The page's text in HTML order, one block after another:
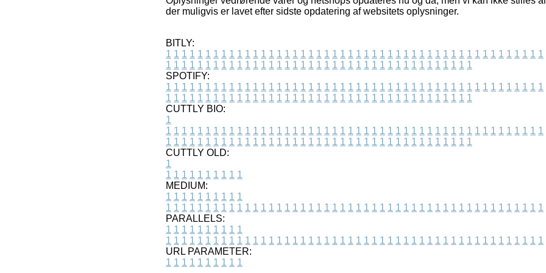
der muligvis er lavet efter sidste opdatering af websitets oplysninger.
BITLY:
1 1 1 1 1 1 1 1 1 1 1 1 1 1 1 1 1 1 1 1 1 1 1 1 1 1 1 1 1 1 1 1 1 1 1 1 1 1 1 1 1 1 1 1 1 1 1 1
1 1 1 1 1 1 1 1 1 1 1 1 1 1 1 1 1 1 1 1 1 1 1 1 1 1 1 1 1 1 1 1 1 1 1 1 1 1 1
SPOTIFY:
1 1 1 1 1 1 1 1 1 1 1 1 1 1 1 1 1 1 1 1 1 1 1 1 1 1 1 1 1 1 1 1 1 1 1 1 1 1 1 1 1 1 1 1 1 1 1 1
1 1 1 1 1 1 1 1 1 1 1 1 1 1 1 1 1 1 1 1 1 1 1 1 1 1 1 1 1 1 1 1 1 1 1 1 1 1 1
CUTTLY BIO:
1
1 1 1 1 1 1 1 1 1 1 1 1 1 1 1 1 1 1 1 1 1 1 1 1 1 1 1 1 1 1 1 1 1 1 1 1 1 1 1 1 1 1 1 1 1 1 1 1
1 1 1 1 1 1 1 1 1 1 1 1 1 1 1 1 1 1 1 1 1 1 1 1 1 1 1 1 1 1 1 1 1 1 1 1 1 1 1
CUTTLY OLD:
1
1 1 1 1 1 1 1 1 1 1
MEDIUM:
1 1 1 1 1 1 1 1 1 1
1 1 1 1 1 1 1 1 1 1 1 1 1 1 1 1 1 1 1 1 1 1 1 1 1 1 1 1 1 1 1 1 1 1 1 1 1 1 1 1 1 1 1 1 1 1 1 1
PARALLELS:
1 1 1 1 1 1 1 1 1 1
1 1 1 1 1 1 1 1 1 1 1 1 1 1 1 1 1 1 1 1 1 1 1 1 1 1 1 1 1 1 1 1 1 1 1 1 1 1 1 1 1 1 1 1 1 1 1 1
URL PARAMETER:
1 1 1 1 1 1 1 1 1 1